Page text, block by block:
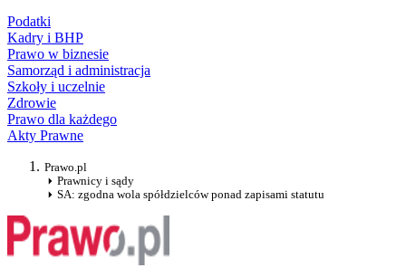
Podatki
Kadry i BHP
Prawo w biznesie
Samorząd i administracja
Szkoły i uczelnie
Zdrowie
Prawo dla każdego
Akty Prawne
Prawo.pl
Prawnicy i sądy
SA: zgodna wola spółdzielców ponad zapisami statutu